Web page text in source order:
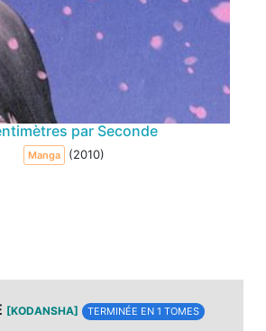
par Seconde
Manga (2010)
[KODANSHA] TERMINÉE EN 1 TOMES